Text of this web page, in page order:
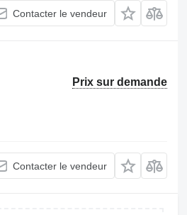
Contacter le vendeur
Prix sur demande
Contacter le vendeur